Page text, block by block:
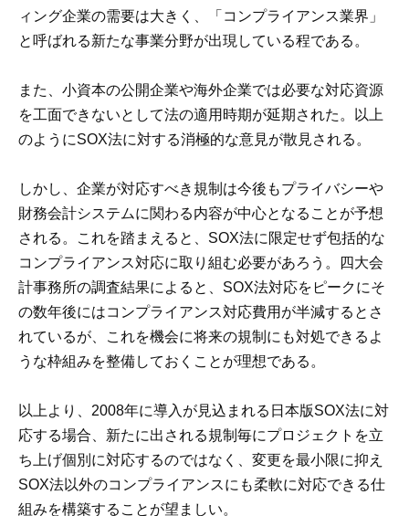
ィング企業の需要は大きく、「コンプライアンス業界」
と呼ばれる新たな事業分野が出現している程である。
また、小資本の公開企業や海外企業では必要な対応資源
を工面できないとして法の適用時期が延期された。以上
のようにSOX法に対する消極的な意見が散見される。
しかし、企業が対応すべき規制は今後もプライバシーや
財務会計システムに関わる内容が中心となることが予想
される。これを踏まえると、SOX法に限定せず包括的な
コンプライアンス対応に取り組む必要があろう。四大会
計事務所の調査結果によると、SOX法対応をピークにそ
の数年後にはコンプライアンス対応費用が半減するとさ
れているが、これを機会に将来の規制にも対処できるよ
うな枠組みを整備しておくことが理想である。
以上より、2008年に導入が見込まれる日本版SOX法に対
応する場合、新たに出される規制毎にプロジェクトを立
ち上げ個別に対応するのではなく、変更を最小限に抑え
SOX法以外のコンプライアンスにも柔軟に対応できる仕
組みを構築することが望ましい。